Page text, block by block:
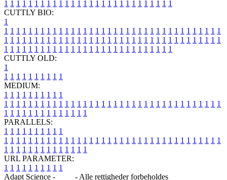
1 1 1 1 1 1 1 1 1 1 1 1 1 1 1 1 1 1 1 1 1 1 1 1 1 1 1 1
CUTTLY BIO:
1
1 1 1 1 1 1 1 1 1 1 1 1 1 1 1 1 1 1 1 1 1 1 1 1 1 1 1 1 1 1 1 1 1 1 1 1
1 1 1 1 1 1 1 1 1 1 1 1 1 1 1 1 1 1 1 1 1 1 1 1 1 1 1 1 1 1 1 1 1 1 1 1
1 1 1 1 1 1 1 1 1 1 1 1 1 1 1 1 1 1 1 1 1 1 1 1 1 1 1 1
CUTTLY OLD:
1
1 1 1 1 1 1 1 1 1 1
MEDIUM:
1 1 1 1 1 1 1 1 1 1
1 1 1 1 1 1 1 1 1 1 1 1 1 1 1 1 1 1 1 1 1 1 1 1 1 1 1 1 1 1 1 1 1 1 1 1
1 1 1 1 1 1 1 1 1 1 1 1 1 1
PARALLELS:
1 1 1 1 1 1 1 1 1 1
1 1 1 1 1 1 1 1 1 1 1 1 1 1 1 1 1 1 1 1 1 1 1 1 1 1 1 1 1 1 1 1 1 1 1 1
1 1 1 1 1 1 1 1 1 1 1 1 1 1
URL PARAMETER:
1 1 1 1 1 1 1 1 1 1
Adapt Science -
- Alle rettigheder forbeholdes